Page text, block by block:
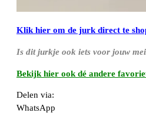
Klik hier om de jurk direct te
Is dit jurkje ook iets voor jouw
Bekijk hier ook dé andere
Delen via:
WhatsApp